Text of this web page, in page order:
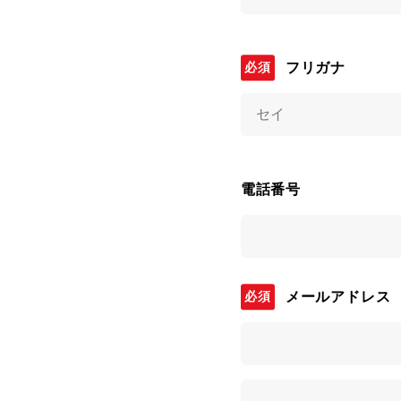
フリガナ
電話番号
メールアドレス